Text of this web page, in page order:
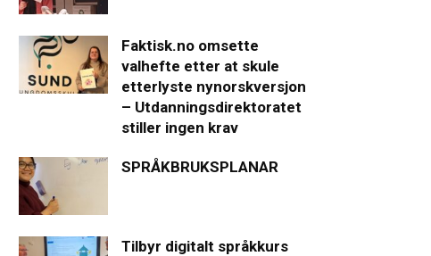
Faktisk.no omsette
valhefte etter at skule
etterlyste nynorskversjon
– Utdanningsdirektoratet
stiller ingen krav
SPRÅKBRUKSPLANAR
Tilbyr digitalt språkkurs